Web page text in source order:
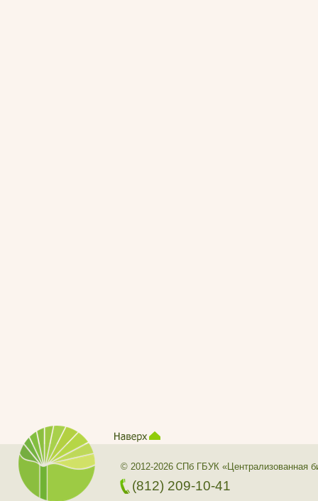
© 2012-2026 СПб ГБУК «Централизованная
(812) 209-10-41